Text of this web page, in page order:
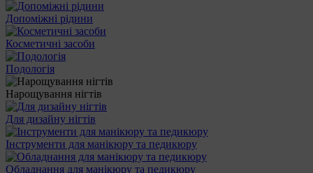
Допоміжні рідини
Косметичні засоби
Подологія
Нарощування нігтів
Для дизайну нігтів
Інструменти для манікюру та педикюру
Обладнання для манікюру та педикюру